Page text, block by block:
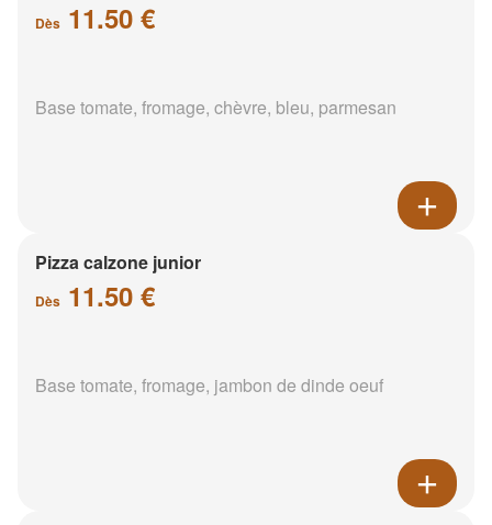
Dès 11.50 €
Base tomate, fromage, chèvre, bleu, parmesan
Pizza calzone junior
Dès 11.50 €
Base tomate, fromage, jambon de dinde oeuf